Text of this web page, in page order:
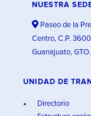
NUESTRA
Paseo de la
Centro, C.P.
Guanajuato, GTO.
UNIDAD DE
Directorio